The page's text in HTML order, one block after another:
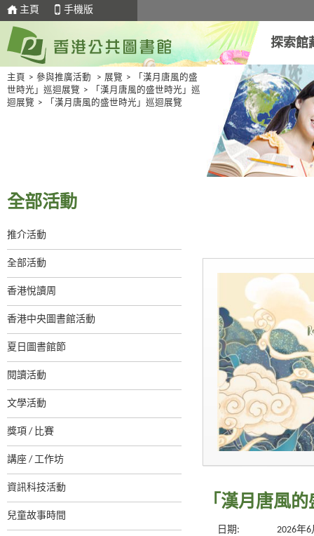
主頁 手機版
探索館
主頁 > 參與推廣活動 > 展覽 >
「漢月唐風的盛
世時光」巡迴展覽 >
「漢月唐風的盛世時光」巡
迴展覽 > 「漢月唐風的盛世時光」巡迴展覽
全部活動
推介活動
全部活動
香港悅讀周
香港中央圖書館活動
夏日圖書館節
閱讀活動
文學活動
獎項 / 比賽
講座 / 工作坊
資訊科技活動
兒童故事時間
「漢月唐風
日期:
2026年